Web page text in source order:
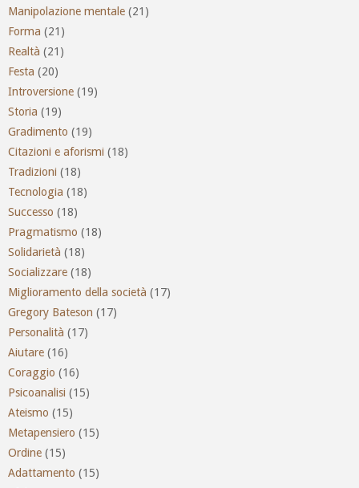
Manipolazione mentale (21)
Forma (21)
Realtà (21)
Festa (20)
Introversione (19)
Storia (19)
Gradimento (19)
Citazioni e aforismi (18)
Tradizioni (18)
Tecnologia (18)
Successo (18)
Pragmatismo (18)
Solidarietà (18)
Socializzare (18)
Miglioramento della società (17)
Gregory Bateson (17)
Personalità (17)
Aiutare (16)
Coraggio (16)
Psicoanalisi (15)
Ateismo (15)
Metapensiero (15)
Ordine (15)
Adattamento (15)